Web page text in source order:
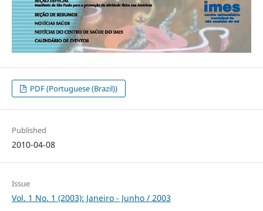
PDF (Portuguese (Brazil))
Published
2010-04-08
Issue
Vol. 1 No. 1 (2003): Janeiro - Junho / 2003